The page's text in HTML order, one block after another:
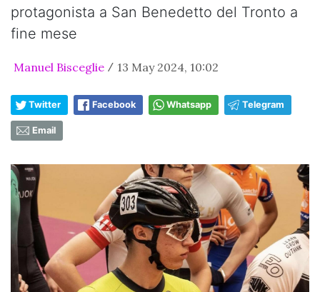
protagonista a San Benedetto del Tronto a
fine mese
Manuel Bisceglie / 13 May 2024, 10:02
Twitter Facebook Whatsapp Telegram
Email